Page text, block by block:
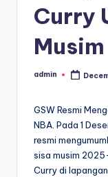
Curry
Posted
admin
GSW Resmi
NBA. Pada 1
resmi
sisa musim
Curry di